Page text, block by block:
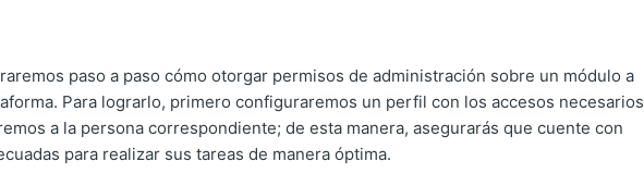
paso a paso cómo otorgar permisos de administración sobre un módulo a
Para lograrlo, primero configuraremos un perfil con los accesos necesarios
a la persona correspondiente; de esta manera, asegurarás que cuente con
para realizar sus tareas de manera óptima.